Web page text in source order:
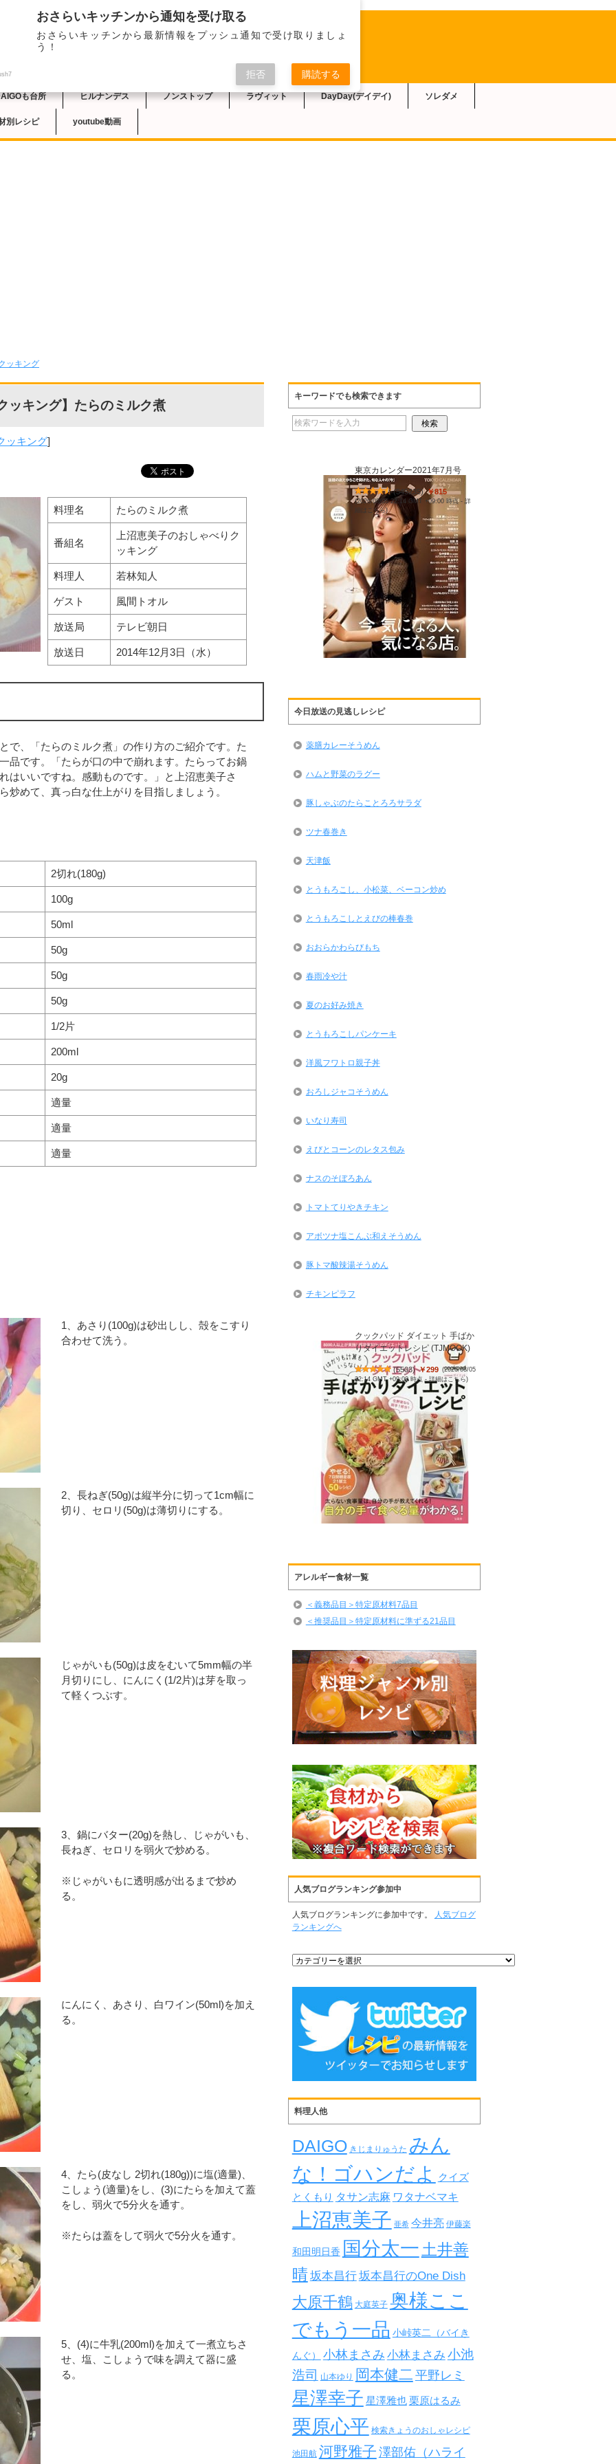
も台所 ヒルナンデス ノンストップ ラヴィット DayDay(デイデイ) ソレダメ
別レシピ youtube動画
ッキング
ッキング】たらのミルク煮
ッキング]
料理名 たらのミルク煮
番組名
上沼恵美子のおしゃべりク
ッキング
料理人 若林知人
ゲスト 風間トオル
放送局 テレビ朝日
放送日 2014年12月3日（水）
で、「たらのミルク煮」の作り方のご紹介です。た
品です。「たらが口の中で崩れます。たらってお鍋
はいいですね。感動ものです。」と上沼恵美子さ
炒めて、真っ白な仕上がりを目指しましょう。
2切れ(180g)
100g
50ml
50g
50g
50g
1/2片
200ml
20g
適量
適量
適量
1、あさり(100g)は砂出しし、殻をこすり
合わせて洗う。
2、長ねぎ(50g)は縦半分に切って1cm幅に
切り、セロリ(50g)は薄切りにする。
じゃがいも(50g)は皮をむいて5mm幅の半
月切りにし、にんにく(1/2片)は芽を取っ
て軽くつぶす。
3、鍋にバター(20g)を熱し、じゃがいも、
長ねぎ、セロリを弱火で炒める。
※じゃがいもに透明感が出るまで炒め
る。
にんにく、あさり、白ワイン(50ml)を加え
る。
4、たら(皮なし 2切れ(180g))に塩(適量)、
こしょう(適量)をし、(3)にたらを加えて蓋
をし、弱火で5分火を通す。
※たらは蓋をして弱火で5分火を通す。
5、(4)に牛乳(200ml)を加えて一煮立ちさ
せ、塩、こしょうで味を調えて器に盛
る。
キーワードでも検索できます
東京カレンダー2021年7月号
(545235) ￥815
(2026/08/05 22:14 GMT +09:00 時点 -詳
細はこちら)
今日放送の見逃しレシピ
薬膳カレーそうめん
ハムと野菜のラグー
豚しゃぶのたらことろろサラダ
ツナ春巻き
天津飯
とうもろこし、小松菜、ベーコン炒め
とうもろこしとえびの棒春巻
おおらかわらびもち
春雨冷や汁
夏のお好み焼き
とうもろこしパンケーキ
洋風フワトロ親子丼
おろしジャコそうめん
いなり寿司
えびとコーンのレタス包み
ナスのそぼろあん
トマトてりやきチキン
アボツナ塩こんぶ和えそうめん
豚トマ酸辣湯そうめん
チキンピラフ
クックパッド ダイエット 手ばか
りダイエットレシピ (TJMOOK)
(5503) ￥299 (2026/08/05
22:14 GMT +09:00 時点 -詳細はこちら)
アレルギー食材一覧
＜義務品目＞特定原材料7品目
＜推奨品目＞特定原材料に準ずる21品目
人気ブログランキング参加中
人気ブログランキングに参加中です。
人気ブログ
ランキングへ
料理人他
DAIGO きじまりゅうた みん
な！ゴハンだよ
クイズ
とくもり タサン志麻 ワタナベマキ
上沼恵美子 亜希 今井亮 伊藤楽
和田明日香 国分太一土井善
晴坂本昌行坂本昌行のOne Dish
大原千鶴 大庭英子 奥様ここ
でもう一品 小峠英二（バイき
んぐ） 小林まさみ 小林まさみ 小池
浩司 山本ゆり 岡本健二 平野レミ
星澤幸子 星澤雅也 栗原はるみ
栗原心平 検索きょうのおしゃレシピ
池田航 河野雅子 澤部佑（ハライ
おさらいキッチンから通知を受け取る
おさらいキッチンから最新情報をプッシュ通知で受け取りましょ
う！
拒否 購読する